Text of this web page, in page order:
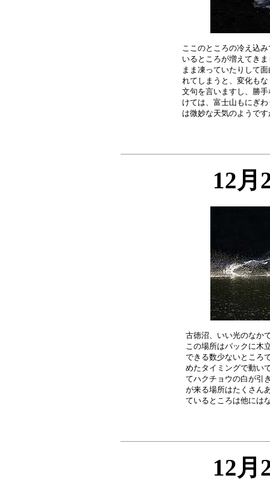
ここのところの冷え込
いるところが増えてき
まま凍っていたりして
れてしまうと、変化も
文句を言いますし、勝
けては、富士山もにぎ
12月
古徳沼、いい光のなか
この場所はバックに木
できる数少ないところ
めたタイミングで動い
てハクチョウの白が引
が来る場所はたくさん
12月